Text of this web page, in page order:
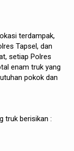
terdampak,
Tapsel, dan
setiap Polres
enam truk yang
pokok dan
truk berisikan :